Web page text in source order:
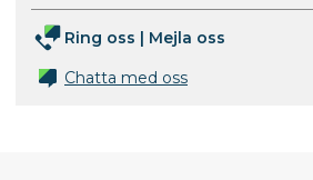
Ring oss | Mejla oss
Chatta med oss